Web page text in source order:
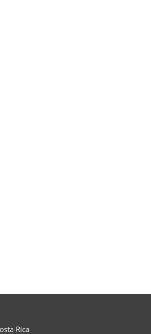
Rica